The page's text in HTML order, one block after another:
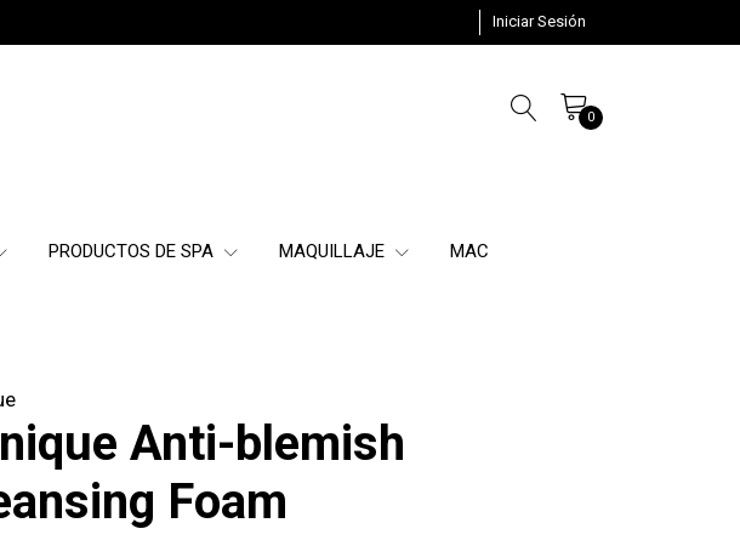
Iniciar Sesión
0
PRODUCTOS DE SPA MAQUILLAJE MAC
Anti-blemish
Foam